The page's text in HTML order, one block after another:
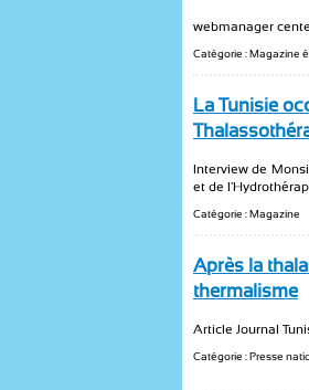
webmanager
Catégorie : Magazine
La Tunisie
Interview de
et de
Catégorie : Magazine
Après la
thermalisme
Article Journal
Catégorie : Presse